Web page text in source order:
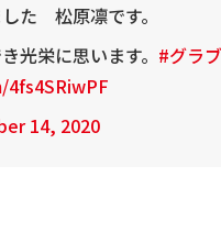
た 松原凛です。
光栄に思います。 #グラ
14, 2020